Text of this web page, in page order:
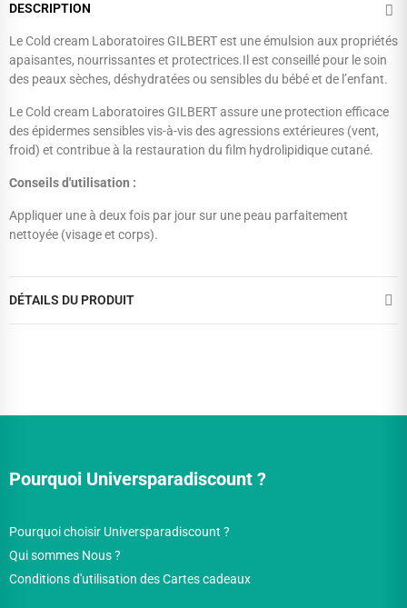
DESCRIPTION
Le Cold cream Laboratoires GILBERT est une émulsion aux propriétés
apaisantes, nourrissantes et protectrices.Il est conseillé pour le soin
des peaux sèches, déshydratées ou sensibles du bébé et de l’enfant.
Le Cold cream Laboratoires GILBERT assure une protection efficace
des épidermes sensibles vis-à-vis des agressions extérieures (vent,
froid) et contribue à la restauration du film hydrolipidique cutané.
Conseils d'utilisation :
Appliquer une à deux fois par jour sur une peau parfaitement
nettoyée (visage et corps).
DÉTAILS DU PRODUIT
Pourquoi Universparadiscount ?
Pourquoi choisir Universparadiscount ?
Qui sommes Nous ?
Conditions d'utilisation des Cartes cadeaux